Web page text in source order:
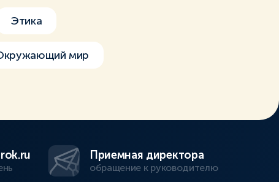
Этика
мир
Приемная директора
обращение к руководителю